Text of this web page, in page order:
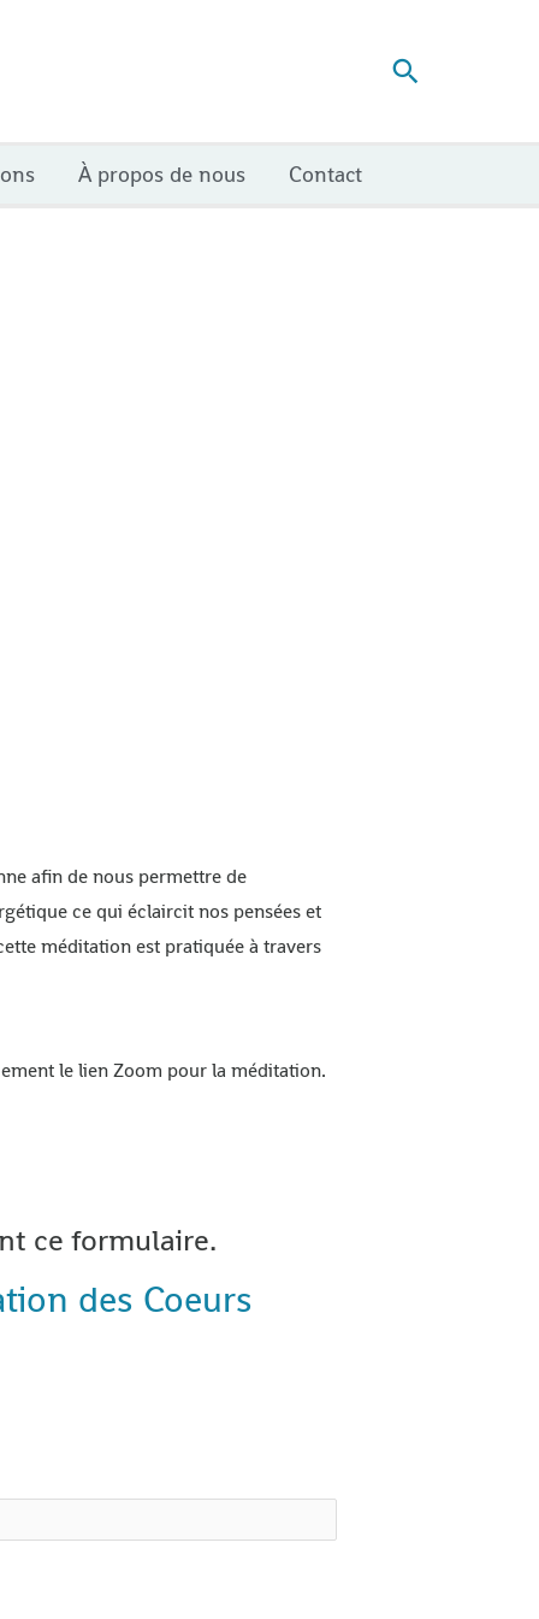
À propos de nous Contact
afin de nous permettre de
ce qui éclaircit nos pensées et
méditation est pratiquée à travers
le lien Zoom pour la méditation.
ce formulaire.
des Coeurs